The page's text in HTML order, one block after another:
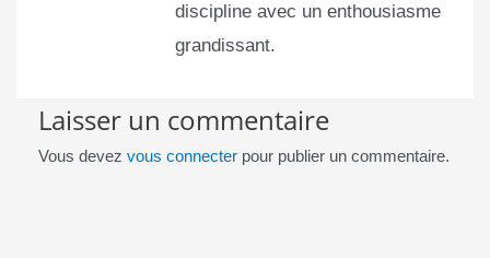
discipline avec un enthousiasme
grandissant.
Laisser un commentaire
Vous devez vous connecterpour publier un commentaire.